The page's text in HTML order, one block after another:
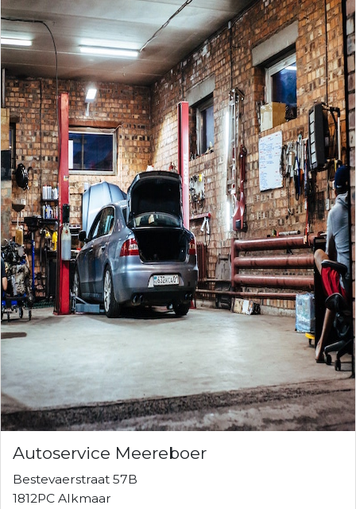
Autoservice Meereboer
Bestevaerstraat 57B
1812PC Alkmaar